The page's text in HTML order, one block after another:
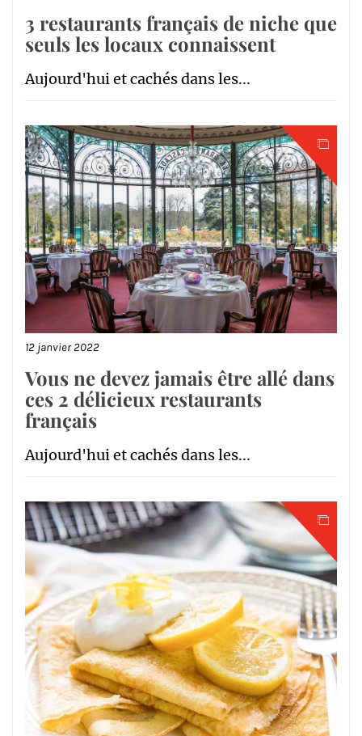
3 restaurants français de niche que
seuls les locaux connaissent
Aujourd'hui et cachés dans les...
12 janvier 2022
Vous ne devez jamais être allé dans
ces 2 délicieux restaurants
français
Aujourd'hui et cachés dans les...